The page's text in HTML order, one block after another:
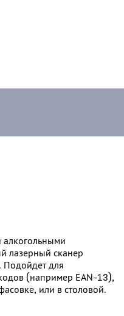
лазерный сканер
Подойдет для
(например EAN-13),
или в столовой.